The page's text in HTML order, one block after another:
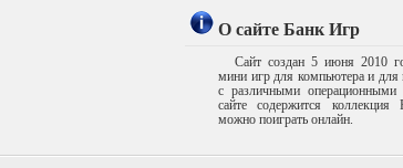
О сайте Банк Игр
Сайт создан 5 июня 2010
мини игр для компьютера и
с различными
сайте содержится
можно поиграть онлайн.